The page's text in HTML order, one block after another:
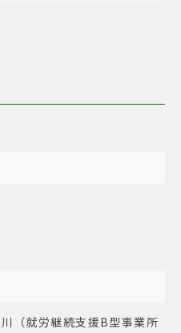
（就労継続支援B型事業所